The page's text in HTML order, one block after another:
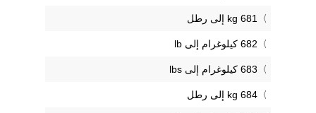
681 kg إلى رطل
682 كيلوغرام إلى lb
683 كيلوغرام إلى lbs
684 kg إلى رطل